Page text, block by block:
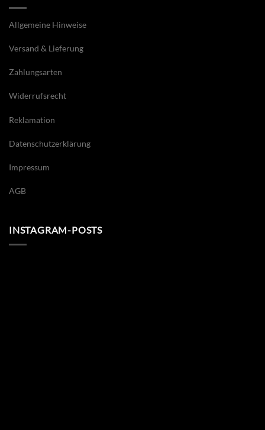
Allgemeine Hinweise
Versand & Lieferung
Zahlungsarten
Widerrufsrecht
Reklamation
Datenschutzerklärung
Impressum
AGB
INSTAGRAM-POSTS